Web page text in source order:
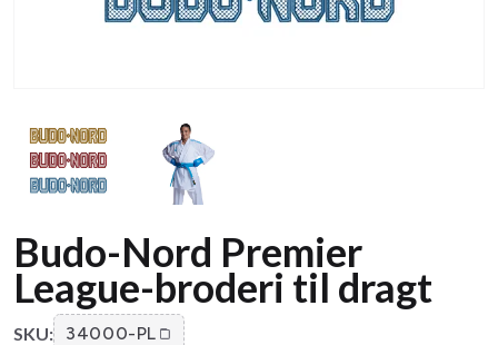
Budo-Nord Premier
League-broderi til dragt
SKU: 34000-PL